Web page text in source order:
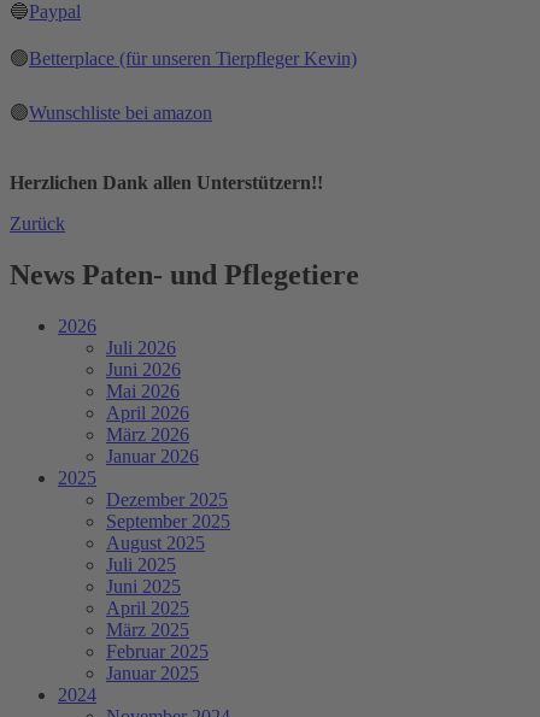
🔵Paypal
🟢Betterplace (für unseren Tierpfleger Kevin)
🟣Wunschliste bei amazon
Herzlichen Dank allen Unterstützern!!
Zurück
News Paten- und Pflegetiere
2026
Juli 2026
Juni 2026
Mai 2026
April 2026
März 2026
Januar 2026
2025
Dezember 2025
September 2025
August 2025
Juli 2025
Juni 2025
April 2025
März 2025
Februar 2025
Januar 2025
2024